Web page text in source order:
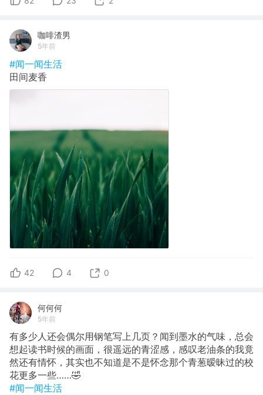
咖啡渣男
5年前
#闻一闻生活
田间麦香
42 4 0
何何何
5年前
有多少人还会偶尔用钢笔写上几页？闻到墨水的气味，总会
想起读书时候的画面，很遥远的青涩感，感叹老油条的我竟
然还有情怀，其实也不知道是不是怀念那个青葱暧昧过的校
花更多一些……🤣
#闻一闻生活